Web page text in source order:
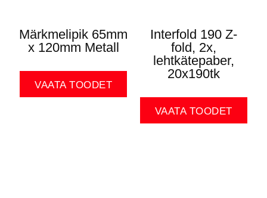
Märkmelipik 65mm
x 120mm Metall
VAATA TOODET
Interfold 190 Z-
fold, 2x,
lehtkätepaber,
20x190tk
VAATA TOODET